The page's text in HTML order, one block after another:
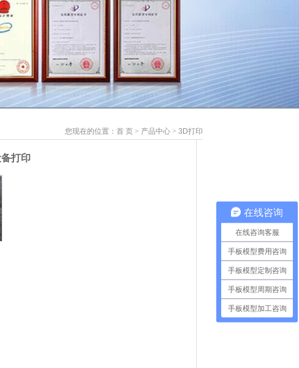
您现在的位置： 首 页 > 产品中心 > 3D打印
打印
在线咨询
在线咨询客服
手板模型费用咨询
手板模型定制咨询
手板模型周期咨询
手板模型加工咨询